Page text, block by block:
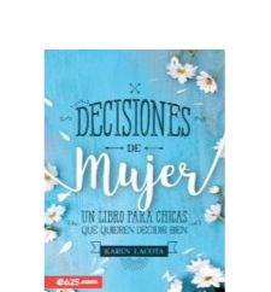
Añadir
a la
lista de
deseos